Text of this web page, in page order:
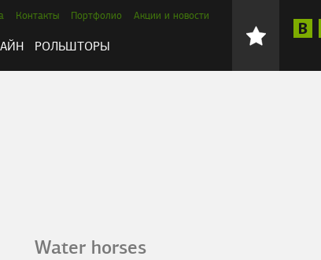
Контакты Портфолио Акции и новости
РОЛЬШТОРЫ
Water horses